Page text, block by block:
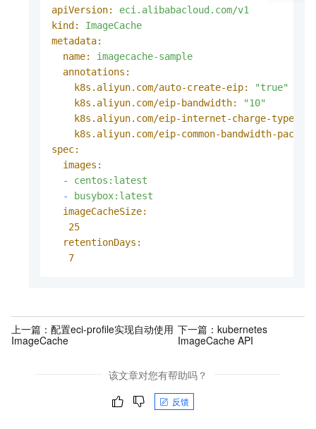
apiVersion:
eci.alibabacloud.com/v1
kind:
ImageCache
metadata:
name:
imagecache-sample
annotations:
k8s.aliyun.com/auto-create-eip:
"true"
k8s.aliyun.com/eip-bandwidth:
"10"
k8s.aliyun.com/eip-internet-charge-type:
k8s.aliyun.com/eip-common-bandwidth-
spec:
images:
-
centos:latest
-
busybox:latest
imageCacheSize:
25
retentionDays:
7
上一篇： 配置eci-profile实现自动使用
ImageCache
下一篇： kubernetes
ImageCache API
该文章对您有帮助吗？
反馈